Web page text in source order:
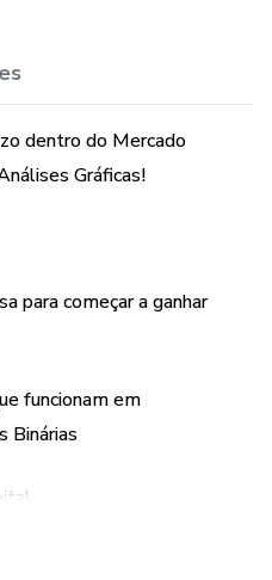
E LTB)
TIMES MAIS
EM M1
DE VELAS
SERÁ APLICADO
dentro do Mercado
Gráficas!
para começar a ganhar
funcionam em
Binárias